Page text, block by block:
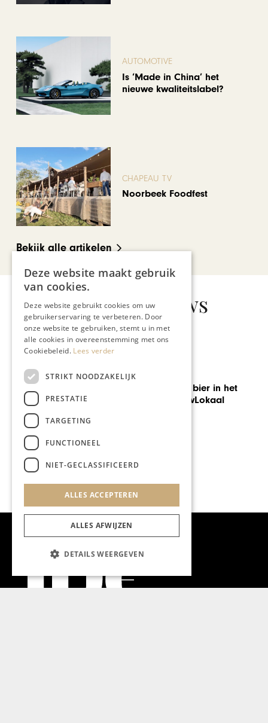
AUTOMOTIVE
Is ‘Made in China’ het
nieuwe kwaliteitslabel?
CHAPEAU TV
Noorbeek Foodfest
Bekijk alle artikelen
Gerelateerd nieuws
GASTRONOMIE
Verkiezing ‘Restaurant van
Deze website maakt gebruik
van cookies.
Deze website gebruikt cookies om uw
gebruikerservaring te verbeteren. Door
onze website te gebruiken, stemt u in met
alle cookies in overeenstemming met ons
Cookiebeleid. Lees verder
STRIKT NOODZAKELIJK
PRESTATIE
TARGETING
FUNCTIONEEL
NIET-GECLASSIFICEERD
ALLES ACCEPTEREN
ALLES AFWIJZEN
DETAILS WEERGEVEN